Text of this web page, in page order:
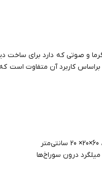
و صوتی که دارد برای ساخت
کاربرد آن متفاوت است که